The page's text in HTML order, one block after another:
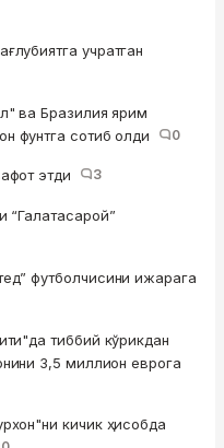
учратган
ва Бразилия ярим
фунтга сотиб олди
0
этди 3
“Галатасарой”
футболчисини ижарага
тиббий кўрикдан
3,5 миллион еврога
кичик ҳисобда